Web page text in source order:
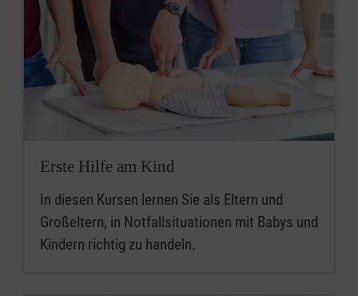
Erste Hilfe am Kind
In diesen Kursen lernen Sie als Eltern und
Großeltern, in Notfallsituationen mit Babys und
Kindern richtig zu handeln.